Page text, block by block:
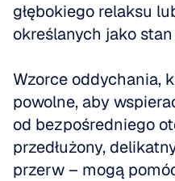
głębokiego relaksu
określanych jako stan
Wzorce oddychania,
powolne, aby
od bezpośredniego
przedłużony,
przerw – mogą